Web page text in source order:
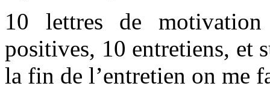
10 lettres de
positives, 10 entretiens, et
la fin de l’entretien on me